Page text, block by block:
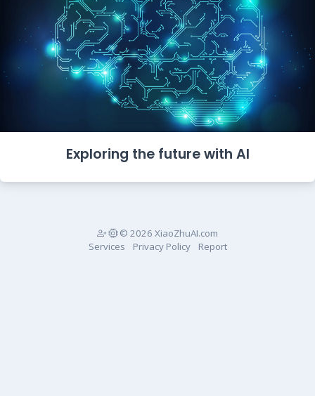
Exploring the future with AI
© 2026 XiaoZhuAI.com
Services
Privacy Policy Report